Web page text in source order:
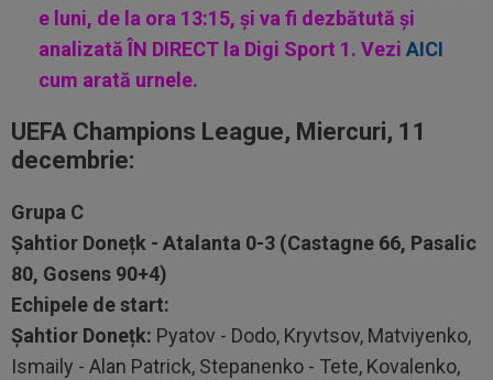
e luni, de la ora 13:15, și va fi dezbătută și
analizată ÎN DIRECT la Digi Sport 1. Vezi AICI
cum arată urnele.
UEFA Champions League, Miercuri, 11
decembrie:
Grupa C
Șahtior Donețk - Atalanta 0-3 (Castagne 66, Pasalic
80, Gosens 90+4)
Echipele de start:
Șahtior Donețk: Pyatov - Dodo, Kryvtsov, Matviyenko,
Ismaily - Alan Patrick, Stepanenko - Tete, Kovalenko,